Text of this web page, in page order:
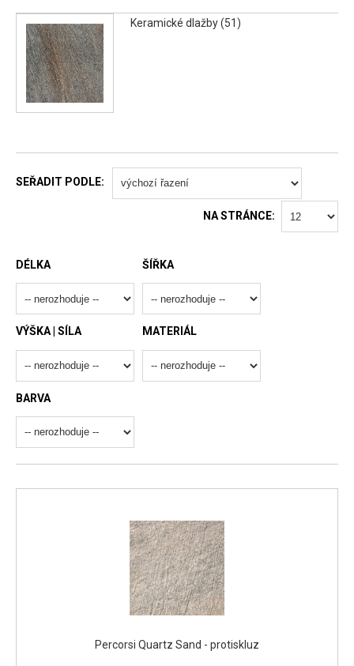
Keramické dlažby (51)
SEŘADIT PODLE:
NA STRÁNCE:
DÉLKA ŠÍŘKA
VÝŠKA | SÍLA MATERIÁL
BARVA
Percorsi Quartz Sand - protiskluz